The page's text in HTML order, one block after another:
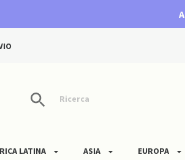
Ricerca
LATINA ASIA EUROPA